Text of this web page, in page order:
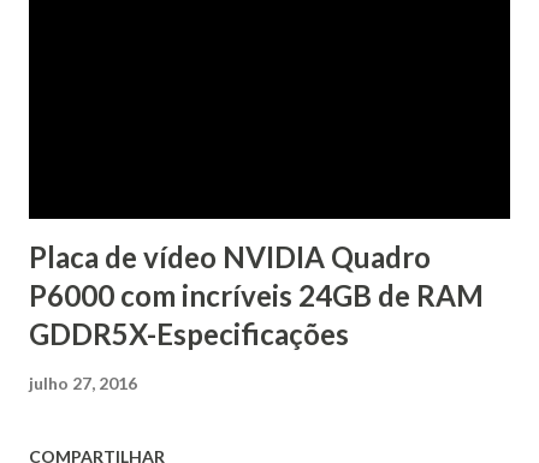
Placa de vídeo NVIDIA Quadro
P6000 com incríveis 24GB de RAM
GDDR5X-Especificações
julho 27, 2016
COMPARTILHAR